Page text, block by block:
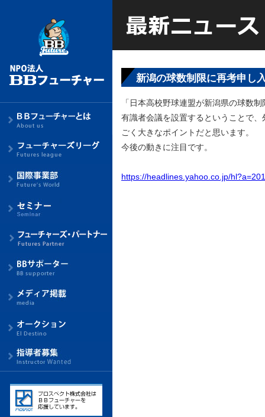
新潟の球数制限に再考申し
「日本高校野球連盟が新潟県の球数
有識者会議を設置するということで
ごく大きなポイントだと思います。
今後の動きに注目です。
https://headlines.yahoo.co.jp/